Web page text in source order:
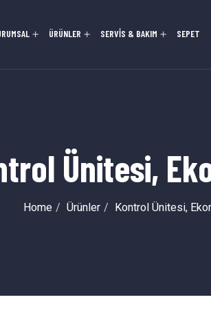
ÜRÜNLER SERVİS & BAKIM SEPET
Ünitesi,
Home Ürünler Kontrol Ünitesi,